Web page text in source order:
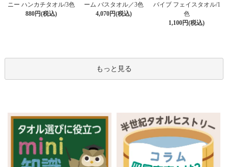
ニー ハンカチタオル/3色
880円(税込)
ーム バスタオル／3色
4,070円(税込)
バイブ フェイスタオル/1
色
1,100円(税込)
もっと見る